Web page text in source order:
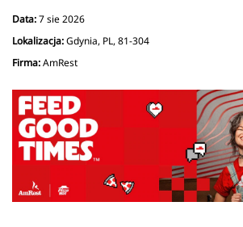
Data:7 sie 2026
Lokalizacja:Gdynia, PL, 81-304
Firma:AmRest